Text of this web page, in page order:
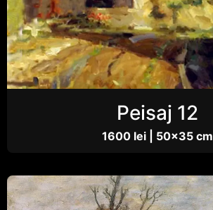
Peisaj 12
1600 lei | 50×35 cm